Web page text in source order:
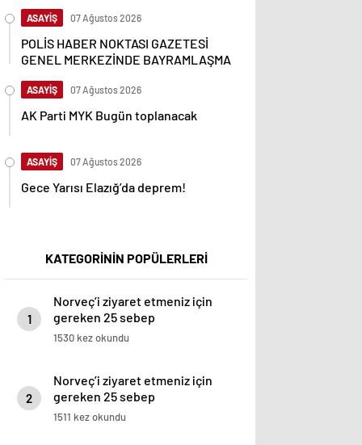
ASAYİŞ 07 Ağustos 2026
POLİS HABER NOKTASI GAZETESİ
GENEL MERKEZİNDE BAYRAMLAŞMA
ASAYİŞ 07 Ağustos 2026
AK Parti MYK Bugün toplanacak
ASAYİŞ 07 Ağustos 2026
Gece Yarısı Elazığ’da deprem!
KATEGORİNİN POPÜLERLERİ
1
Norveç’i ziyaret etmeniz için
gereken 25 sebep
1530 kez okundu
2
Norveç’i ziyaret etmeniz için
gereken 25 sebep
1511 kez okundu